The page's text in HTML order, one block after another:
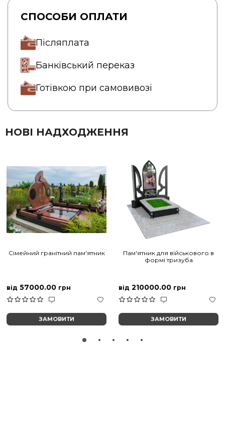
СПОСОБИ ОПЛАТИ
Післяплата
Банківський переказ
Готівкою при самовивозі
НОВІ НАДХОДЖЕННЯ
Сімейний гранітний пам'ятник
від 57000.00 грн
ЗАМОВИТИ
Пам'ятник для військового в
формі тризуба
від 210000.00 грн
ЗАМОВИТИ